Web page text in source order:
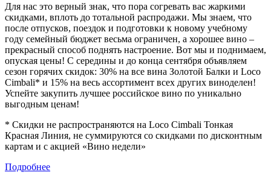
Для нас это верный знак, что пора согревать вас жаркими
скидками, вплоть до тотальной распродажи. Мы знаем, что
после отпусков, поездок и подготовки к новому учебному
году семейный бюджет весьма ограничен, а хорошее вино –
прекрасный способ поднять настроение. Вот мы и поднимаем,
опуская цены! С середины и до конца сентября объявляем
сезон горячих скидок: 30% на все вина Золотой Балки и Loco
Cimbali* и 15% на весь ассортимент всех других виноделен!
Успейте закупить лучшее российское вино по уникально
выгодным ценам!
* Скидки не распространяются на Loco Cimbali Тонкая
Красная Линия, не суммируются со скидками по дисконтным
картам и с акцией «Вино недели»
Подробнее